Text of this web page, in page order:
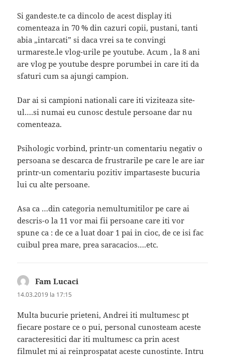
Si gandeste.te ca dincolo de acest display iti
comenteaza in 70 % din cazuri copii, pustani, tanti
abia „intarcati” si daca vrei sa te convingi
urmareste.le vlog-urile pe youtube. Acum , la 8 ani
are vlog pe youtube despre porumbei in care iti da
sfaturi cum sa ajungi campion.
Dar ai si campioni nationali care iti viziteaza site-
ul….si numai eu cunosc destule persoane dar nu
comenteaza.
Psihologic vorbind, printr-un comentariu negativ o
persoana se descarca de frustrarile pe care le are iar
printr-un comentariu pozitiv impartaseste bucuria
lui cu alte persoane.
Asa ca …din categoria nemultumitilor pe care ai
descris-o la 11 vor mai fii persoane care iti vor
spune ca : de ce a luat doar 1 pai in cioc, de ce isi fac
cuibul prea mare, prea saracacios….etc.
Fam Lucaci
14.03.2019 la 17:15
Multa bucurie prieteni, Andrei iti multumesc pt
fiecare postare ce o pui, personal cunosteam aceste
caracteresitici dar iti multumesc ca prin acest
filmulet mi ai reinprospatat aceste cunostinte. Intru